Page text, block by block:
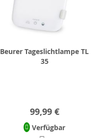
Beurer Tageslichtlampe TL
35
99,99 €
Verfügbar